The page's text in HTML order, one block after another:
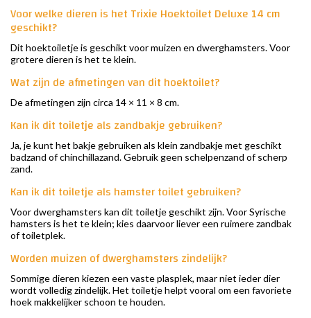
Voor welke dieren is het Trixie Hoektoilet Deluxe 14 cm
geschikt?
Dit hoektoiletje is geschikt voor muizen en dwerghamsters. Voor
grotere dieren is het te klein.
Wat zijn de afmetingen van dit hoektoilet?
De afmetingen zijn circa 14 × 11 × 8 cm.
Kan ik dit toiletje als zandbakje gebruiken?
Ja, je kunt het bakje gebruiken als klein zandbakje met geschikt
badzand of chinchillazand. Gebruik geen schelpenzand of scherp
zand.
Kan ik dit toiletje als hamster toilet gebruiken?
Voor dwerghamsters kan dit toiletje geschikt zijn. Voor Syrische
hamsters is het te klein; kies daarvoor liever een ruimere zandbak
of toiletplek.
Worden muizen of dwerghamsters zindelijk?
Sommige dieren kiezen een vaste plasplek, maar niet ieder dier
wordt volledig zindelijk. Het toiletje helpt vooral om een favoriete
hoek makkelijker schoon te houden.